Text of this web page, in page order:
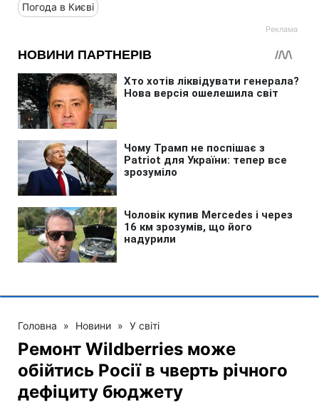
Погода в Києві
Головна » Новини » У світі
Ремонт Wildberries може
обійтись Росії в чверть річного
дефіциту бюджету